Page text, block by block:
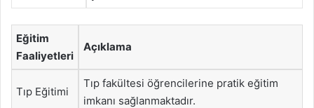
Eğitim
Faaliyetleri
Açıklama
Tıp Eğitimi
Tıp fakültesi öğrencilerine pratik eğitim
imkanı sağlanmaktadır.